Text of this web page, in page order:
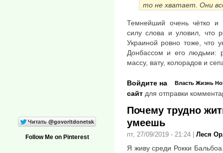
то не хватает. Они
Темнейший очень чётко и
силу слова и уловил, что
Украиной ровно тоже, что
Донбассом и его людьми:
массу, вату, колорадов и
Власть Жизнь
Войдите на
сайт для отправки
Почему трудно
умеешь
пт, 27/09/2019 - 21:24 Леся
Я живу среди Рокки
Follow Me on Pinterest